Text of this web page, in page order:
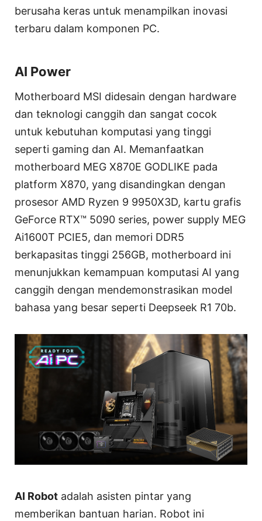
berusaha keras untuk menampilkan inovasi
terbaru dalam komponen PC.
AI Power
Motherboard MSI didesain dengan hardware
dan teknologi canggih dan sangat cocok
untuk kebutuhan komputasi yang tinggi
seperti gaming dan AI. Memanfaatkan
motherboard MEG X870E GODLIKE pada
platform X870, yang disandingkan dengan
prosesor AMD Ryzen 9 9950X3D, kartu grafis
GeForce RTX™ 5090 series, power supply MEG
Ai1600T PCIE5, dan memori DDR5
berkapasitas tinggi 256GB, motherboard ini
menunjukkan kemampuan komputasi AI yang
canggih dengan mendemonstrasikan model
bahasa yang besar seperti Deepseek R1 70b.
AI Robot adalah asisten pintar yang
memberikan bantuan harian. Robot ini